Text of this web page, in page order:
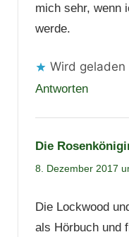
mich sehr, wenn
werde.
Wird
Antworten
Die
8. Dezember 2017
Die Lockwood
als Hörbuch und